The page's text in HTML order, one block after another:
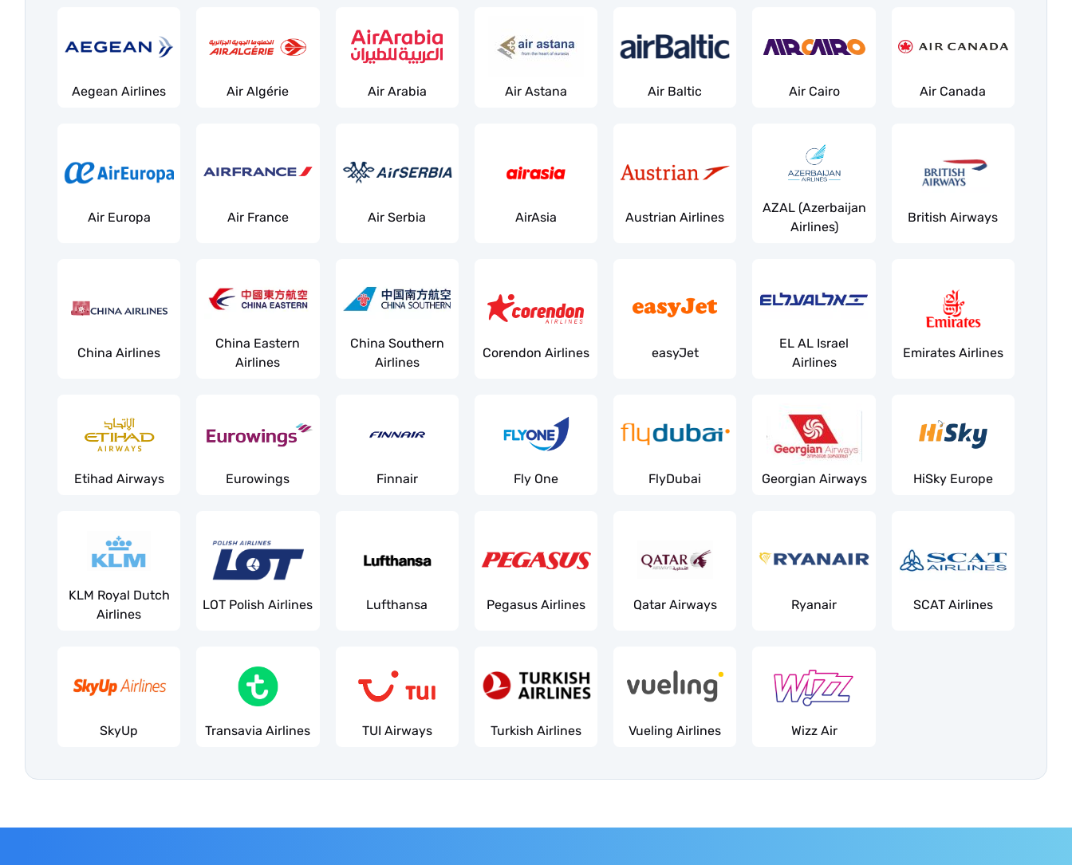
Aegean Airlines Air Algérie Air Arabia Air Astana Air Baltic Air Cairo Air Canada
Air Europa Air France Air Serbia AirAsia Austrian Airlines
AZAL (Azerbaijan
Airlines)
British Airways
China Airlines
China Eastern
Airlines
China Southern
Airlines
Corendon Airlines easyJet
EL AL Israel
Airlines
Emirates Airlines
Etihad Airways Eurowings Finnair Fly One FlyDubai Georgian Airways HiSky Europe
KLM Royal Dutch
Airlines
LOT Polish Airlines Lufthansa Pegasus Airlines Qatar Airways Ryanair SCAT Airlines
SkyUp Transavia Airlines TUI Airways Turkish Airlines Vueling Airlines Wizz Air